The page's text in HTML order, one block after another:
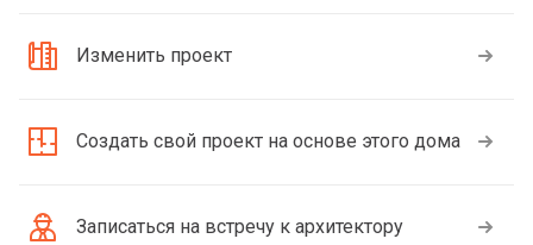
Изменить проект
Создать свой проект на основе этого дома
Записаться на встречу к архитектору